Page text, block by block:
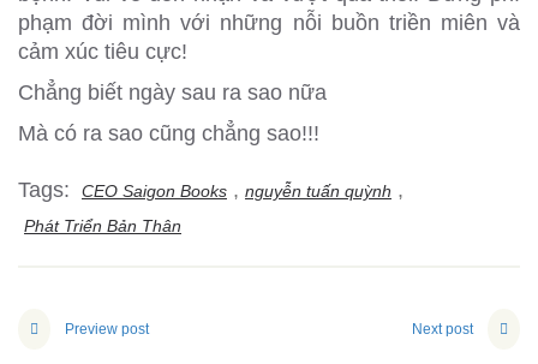
phạm đời mình với những nỗi buồn triền miên và
cảm xúc tiêu cực!
Chẳng biết ngày sau ra sao nữa
Mà có ra sao cũng chẳng sao!!!
Tags: CEO Saigon Books , nguyễn tuấn quỳnh ,
Phát Triển Bản Thân
Preview post Next post